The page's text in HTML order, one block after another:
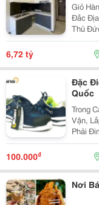
Giỏ
Đắc
Thủ
Trung
10
6,72 tỷ
Đặc
Quốc
Trong
Vận,
Phải
Hiện
Thể
100.000₫
Nơi